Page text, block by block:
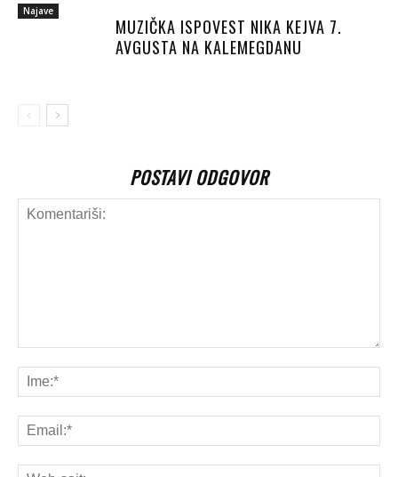
Najave
MUZIČKA ISPOVEST NIKA KEJVA 7.
AVGUSTA NA KALEMEGDANU
POSTAVI ODGOVOR